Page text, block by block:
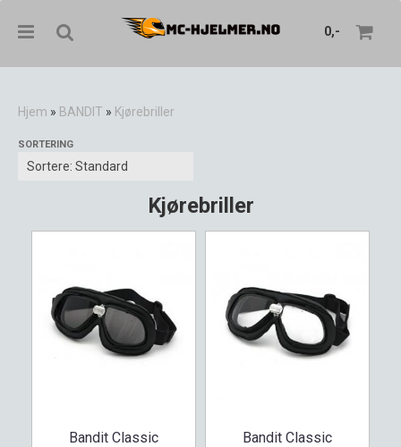
0,-
Hjem » BANDIT » Kjørebriller
SORTERING
Kjørebriller
Bandit Classic
Bandit Classic